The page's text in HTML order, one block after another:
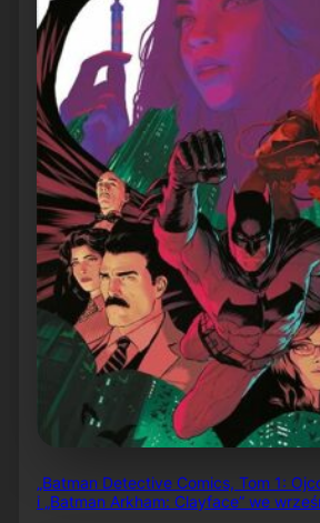
„Batman Detective Comics, Tom 1:
i „Batman Arkham: Clayface” we